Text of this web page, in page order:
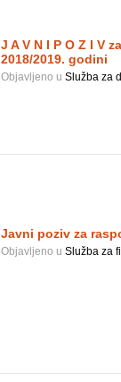
J A V N I P O Z I V
2018/2019. godini
Objavljeno u Služba za
Javni poziv za
Objavljeno u Služba za